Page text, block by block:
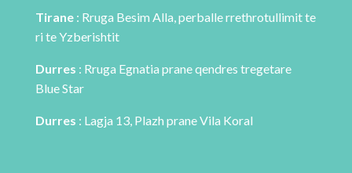
Tirane : Rruga Besim Alla, perballe rrethrotullimit te
ri te Yzberishtit
Durres : Rruga Egnatia prane qendres tregetare
Blue Star
Durres : Lagja 13, Plazh prane Vila Koral